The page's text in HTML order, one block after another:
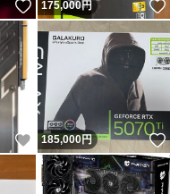
いいね！
175,000円
いいね！
185,000円